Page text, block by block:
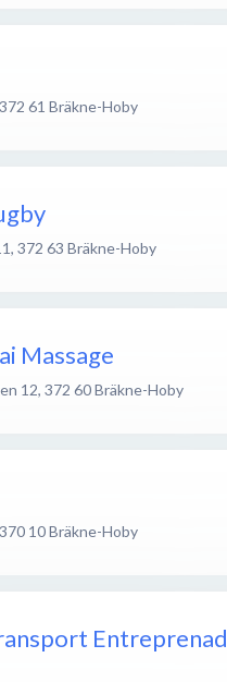
372 61 Bräkne-Hoby
, 372 63 Bräkne-Hoby
Massage
12, 372 60Bräkne-Hoby
370 10Bräkne-Hoby
Entreprenad